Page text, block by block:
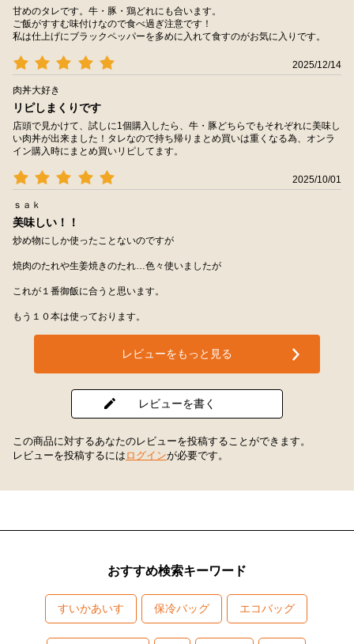
甘めのタレです。牛・豚・鶏どれにも合います。
ご飯がすすむ味付けなので食べ過ぎ注意です！
私は仕上げにブラックペッパーを多めに入れて食すのがお気に入りです。
2025/12/14
肉丼大好き
リピしまくりです
店頭で見かけて、試しに1個購入したら、牛・豚どちらでもそれぞれに美味し
い肉丼が出来ました！タレなので持ち帰りまとめ買いは重くなる為、オンラ
イン購入時にまとめ買いリピしてます。
2025/10/01
ｓａｋ
美味しい！！
炒め物にしか使ったことないのですが
焼肉のたれや生姜焼きのたれ…色々使いましたが
これが１番御飯に合うと思います。
もう１０本は使っております。
レビューをもっと見る
レビューを書く
この商品に対するあなたのレビューを投稿することができます。
レビューを投稿するには ログインが必要です。
おすすめ検索キーワード
すいかあいす 保冷バッグ エコバッグ